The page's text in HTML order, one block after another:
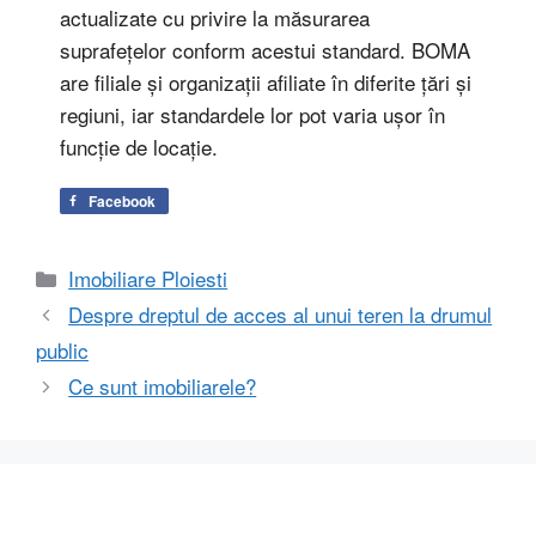
actualizate cu privire la măsurarea
suprafețelor conform acestui standard. BOMA
are filiale și organizații afiliate în diferite țări și
regiuni, iar standardele lor pot varia ușor în
funcție de locație.
Facebook
Categorii
Imobiliare Ploiesti
Despre dreptul de acces al unui teren la drumul
public
Ce sunt imobiliarele?